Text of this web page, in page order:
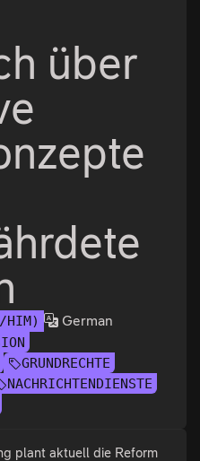
über
HIM) German
GRUNDRECHTE
NACHRICHTENDIENSTE
plant aktuell die Reform